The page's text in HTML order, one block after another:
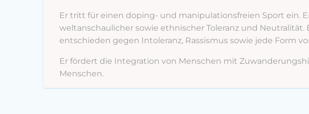
Er tritt für einen doping- und manipulationsfreien Sport ein.
weltanschaulicher sowie ethnischer Toleranz und
entschieden gegen Intoleranz, Rassismus sowie jede Form
Er fördert die Integration von Menschen mit
Menschen.